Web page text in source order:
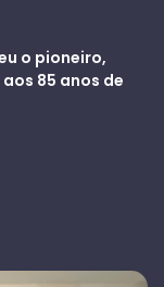
o pioneiro,
85 anos de